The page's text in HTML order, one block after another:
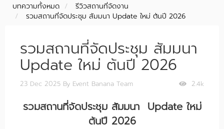
บทความทั้งหมด
รีวิวสถานที่จัดงาน
รวมสถานที่จัดประชุม สัมมนา Update ใหม่ ต้นปี 2026
รวมสถานที่จัดประชุม สัมมนา
Update ใหม่ ต้นปี 2026
2.4k
23 Dec 2025 By Event Banana Team
รวมสถานที่จัดประชุม สัมมนา Update ใหม่
ต้นปี 2026